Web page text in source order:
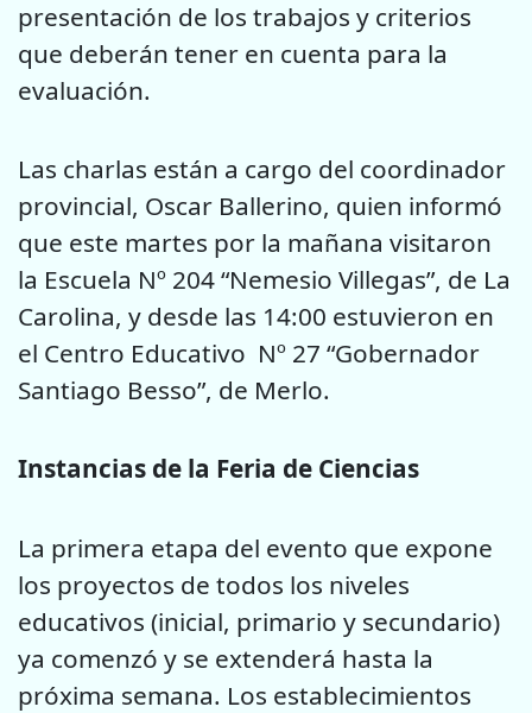
presentación de los trabajos y criterios
que deberán tener en cuenta para la
evaluación.
Las charlas están a cargo del coordinador
provincial, Oscar Ballerino, quien informó
que este martes por la mañana visitaron
la Escuela Nº 204 “Nemesio Villegas”, de La
Carolina, y desde las 14:00 estuvieron en
el Centro Educativo Nº 27 “Gobernador
Santiago Besso”, de Merlo.
Instancias de la Feria de Ciencias
La primera etapa del evento que expone
los proyectos de todos los niveles
educativos (inicial, primario y secundario)
ya comenzó y se extenderá hasta la
próxima semana. Los establecimientos